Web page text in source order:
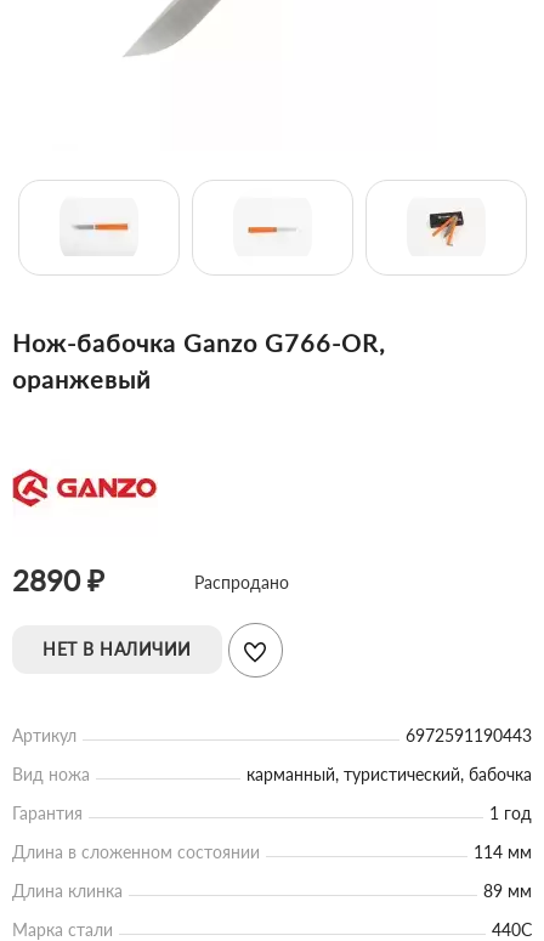
Нож-бабочка Ganzo G766-OR,
оранжевый
2890 ₽ Распродано
НЕТ В НАЛИЧИИ
Артикул
6972591190443
Вид ножа
карманный, туристический, бабочка
Гарантия
1 год
Длина в сложенном состоянии
114 мм
Длина клинка
89 мм
Марка стали
440C